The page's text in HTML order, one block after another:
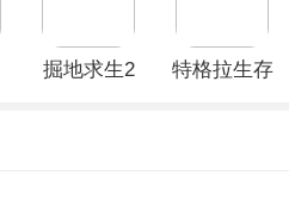
Omniverse)
掘地求生2
特格拉生存